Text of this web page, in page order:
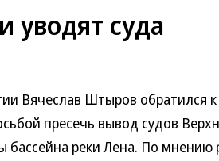
уводят суда
Вячеслав Штыров обратился к
пресечь вывод судов
реки Лена. По мнению